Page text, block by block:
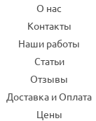
О нас
Контакты
Наши работы
Статьи
Отзывы
Доставка и Оплата
Цены